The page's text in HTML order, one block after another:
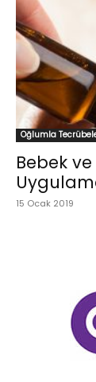
Oğlumla
Bebek
15 Ocak 2019